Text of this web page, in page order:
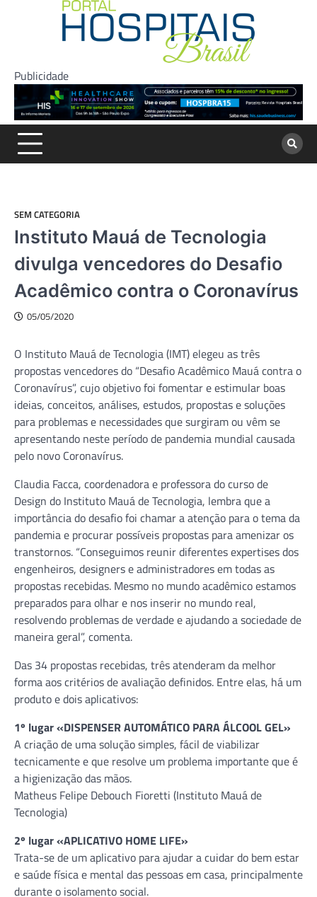
Publicidade
SEM CATEGORIA
Instituto Mauá de Tecnologia
divulga vencedores do Desafio
Acadêmico contra o Coronavírus
05/05/2020
O Instituto Mauá de Tecnologia (IMT) elegeu as três
propostas vencedores do “Desafio Acadêmico Mauá contra o
Coronavírus”, cujo objetivo foi fomentar e estimular boas
ideias, conceitos, análises, estudos, propostas e soluções
para problemas e necessidades que surgiram ou vêm se
apresentando neste período de pandemia mundial causada
pelo novo Coronavírus.
Claudia Facca, coordenadora e professora do curso de
Design do Instituto Mauá de Tecnologia, lembra que a
importância do desafio foi chamar a atenção para o tema da
pandemia e procurar possíveis propostas para amenizar os
transtornos. “Conseguimos reunir diferentes expertises dos
engenheiros, designers e administradores em todas as
propostas recebidas. Mesmo no mundo acadêmico estamos
preparados para olhar e nos inserir no mundo real,
resolvendo problemas de verdade e ajudando a sociedade de
maneira geral”, comenta.
Das 34 propostas recebidas, três atenderam da melhor
forma aos critérios de avaliação definidos. Entre elas, há um
produto e dois aplicativos:
1º lugar «DISPENSER AUTOMÁTICO PARA ÁLCOOL GEL»
A criação de uma solução simples, fácil de viabilizar
tecnicamente e que resolve um problema importante que é
a higienização das mãos.
Matheus Felipe Debouch Fioretti (Instituto Mauá de
Tecnologia)
2º lugar «APLICATIVO HOME LIFE»
Trata-se de um aplicativo para ajudar a cuidar do bem estar
e saúde física e mental das pessoas em casa, principalmente
durante o isolamento social.